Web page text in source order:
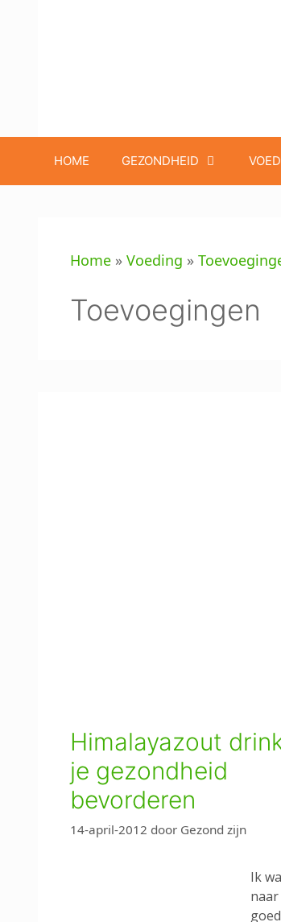
HOME GEZONDHEID
Home » Voeding »
Toevoegingen
Himalayazout
je gezondheid
bevorderen
14-april-2012 door Gezond zijn
Ik